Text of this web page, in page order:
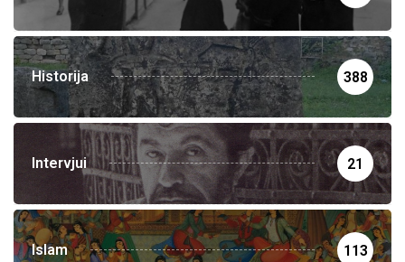
Historija 388
Intervjui 21
Islam 113